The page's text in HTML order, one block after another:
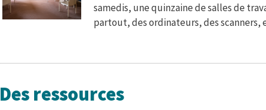
samedis, une quinzaine de salles de
partout, des ordinateurs, des scanners,
Des ressources